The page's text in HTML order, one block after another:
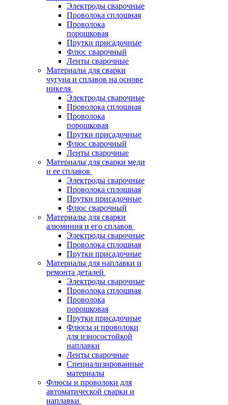
Электроды сварочные
Проволока сплошная
Проволока
порошковая
Прутки присадочные
Флюс сварочный
Ленты сварочные
Материалы для сварки
чугуна и сплавов на основе
никеля
Электроды сварочные
Проволока сплошная
Проволока
порошковая
Прутки присадочные
Флюс сварочный
Ленты сварочные
Материалы для сварки меди
и ее сплавов
Электроды сварочные
Проволока сплошная
Прутки присадочные
Флюс сварочный
Материалы для сварки
алюминия и его сплавов
Электроды сварочные
Проволока сплошная
Прутки присадочные
Материалы для наплавки и
ремонта деталей
Электроды сварочные
Проволока сплошная
Проволока
порошковая
Прутки присадочные
Флюсы и проволоки
для износостойкой
наплавки
Ленты сварочные
Специализированные
материалы
Флюсы и проволоки для
автоматической сварки и
наплавки